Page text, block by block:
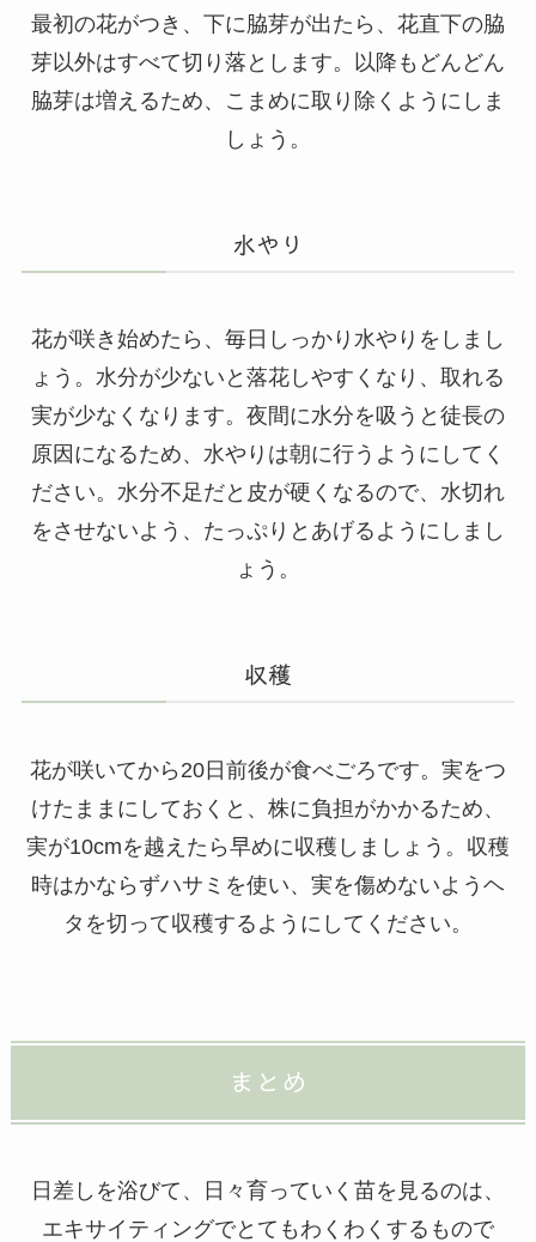
最初の花がつき、下に脇芽が出たら、花直下の脇
芽以外はすべて切り落とします。以降もどんどん
脇芽は増えるため、こまめに取り除くようにしま
しょう。
水やり
花が咲き始めたら、毎日しっかり水やりをしまし
ょう。水分が少ないと落花しやすくなり、取れる
実が少なくなります。夜間に水分を吸うと徒長の
原因になるため、水やりは朝に行うようにしてく
ださい。水分不足だと皮が硬くなるので、水切れ
をさせないよう、たっぷりとあげるようにしまし
ょう。
収穫
花が咲いてから20日前後が食べごろです。実をつ
けたままにしておくと、株に負担がかかるため、
実が10cmを越えたら早めに収穫しましょう。収穫
時はかならずハサミを使い、実を傷めないようヘ
タを切って収穫するようにしてください。
まとめ
日差しを浴びて、日々育っていく苗を見るのは、
エキサイティングでとてもわくわくするもので